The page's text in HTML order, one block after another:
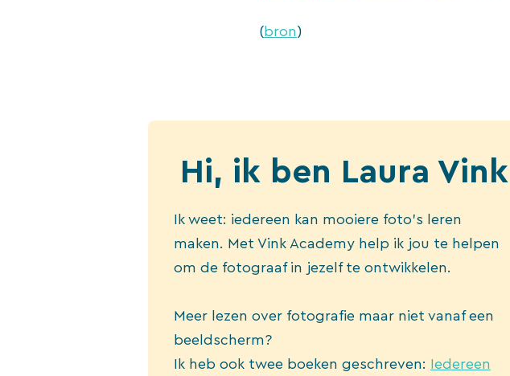
(bron)
Hi, ik ben Laura Vink
Ik weet: iedereen kan mooiere foto’s leren
maken. Met Vink Academy help ik jou te helpen
om de fotograaf in jezelf te ontwikkelen.
Meer lezen over fotografie maar niet vanaf een
beeldscherm?
Ik heb ook twee boeken geschreven: Iedereen